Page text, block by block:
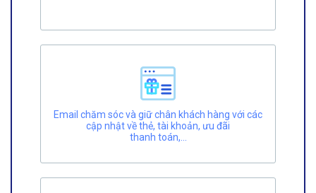
Email chăm sóc và giữ chân khách hàng với các
cập nhật về thẻ, tài khoản, ưu đãi
thanh toán,...